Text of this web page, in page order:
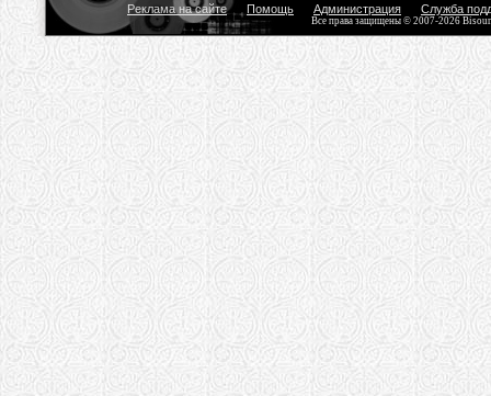
Реклама на сайте Помощь Администрация Служба
Все права защищены © 2007-2026